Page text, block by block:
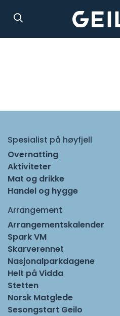
Spesialist på høyfjell
Overnatting
Aktiviteter
Mat og drikke
Handel og hygge
Arrangement
Arrangementskalender
Spark VM
Skarverennet
Nasjonalparkdagene
Helt på Vidda
Stetten
Norsk Matglede
Sesongstart Geilo